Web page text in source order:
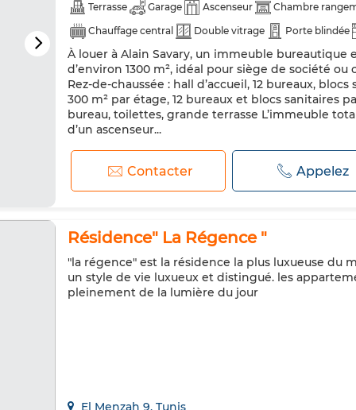
Terrasse Garage Ascenseur Chambre
Chauffage central
Double vitrage Porte blindée
À louer à Alain Savary, un immeuble bureautique
d’environ 1300 m², idéal pour siège de société ou
Rez-de-chaussée : hall d’accueil, 12 bureaux,
300 m² par étage, 12 bureaux et blocs sanitaires
bureau, toilettes, grande terrasse L’immeuble
d’un ascenseur...
Contacter Appelez
Résidence" La Régence "
"la régence" est la résidence la plus luxueuse du
un style de vie luxueux et distingué. les
pleinement de la lumière du jour
El Menzah 9, Tunis